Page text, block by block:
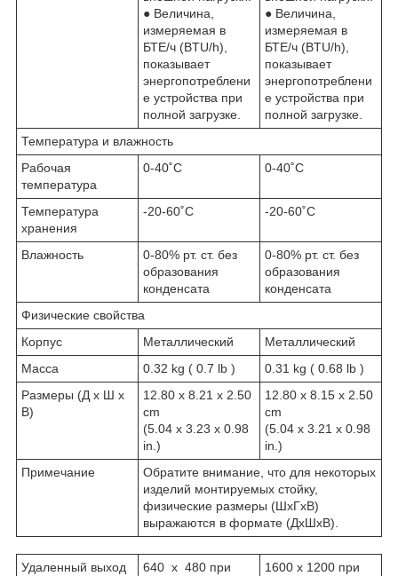
● Величина,
измеряемая в
БТЕ/ч (BTU/h),
показывает
энергопотреблени
е устройства при
полной загрузке.
● Величина,
измеряемая в
БТЕ/ч (BTU/h),
показывает
энергопотреблени
е устройства при
полной загрузке.
Температура и влажность
Рабочая
температура
0-40˚C 0-40˚C
Температура
хранения
-20-60˚C -20-60˚C
Влажность
0-80% рт. ст. без
образования
конденсата
0-80% рт. ст. без
образования
конденсата
Физические свойства
Корпус
Металлический
Металлический
Масса
0.32 kg ( 0.7 lb )
0.31 kg ( 0.68 lb )
Размеры (Д х Ш х
В)
12.80 x 8.21 x 2.50
cm
(5.04 x 3.23 x 0.98
in.)
12.80 x 8.15 x 2.50
cm
(5.04 x 3.21 x 0.98
in.)
Примечание
Обратите внимание, что для некоторых
изделий монтируемых стойку,
физические размеры (ШxГxВ)
выражаются в формате (ДxШxВ).
Удаленный выход
640 x 480 при
1600 x 1200 при